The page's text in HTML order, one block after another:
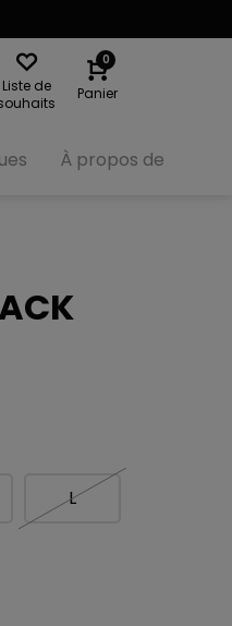
Liste de
0
Panier
À propos de nous
L